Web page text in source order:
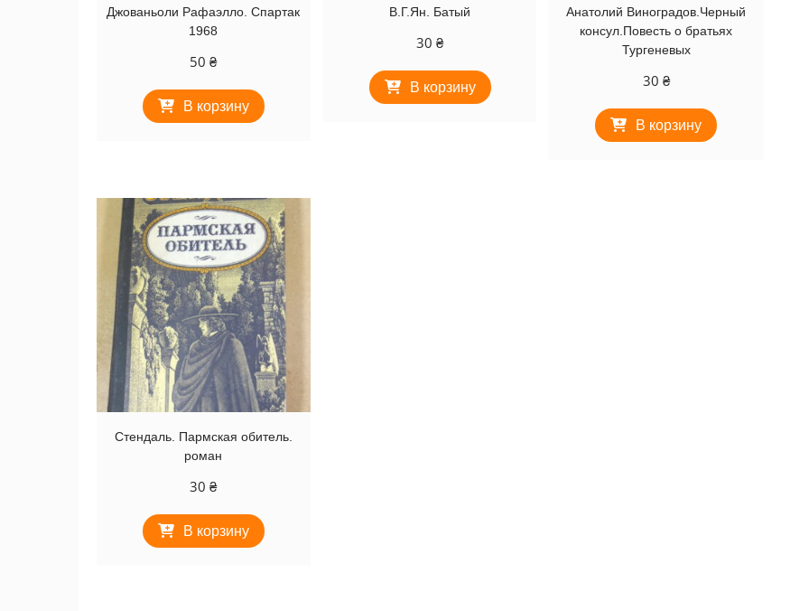
Джованьоли Рафаэлло. Спартак
1968
50₴
В корзину
В.Г.Ян. Батый
30 ₴
В корзину
Анатолий Виноградов.Черный
консул.Повесть о братьях
Тургеневых
30 ₴
В корзину
Стендаль. Пармская обитель.
роман
30₴
В корзину